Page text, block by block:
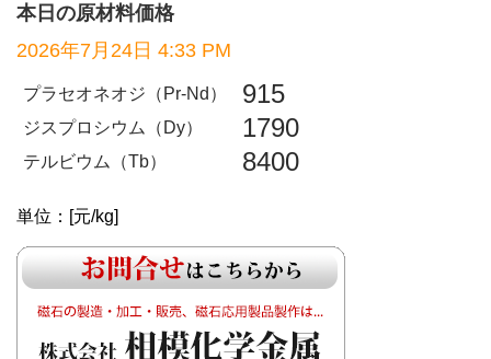
本日の原材料価格
2026年7月24日 4:33 PM
プラセオネオジ（Pr-Nd） 915
ジスプロシウム（Dy） 1790
テルビウム（Tb） 8400
単位：[元/kg]